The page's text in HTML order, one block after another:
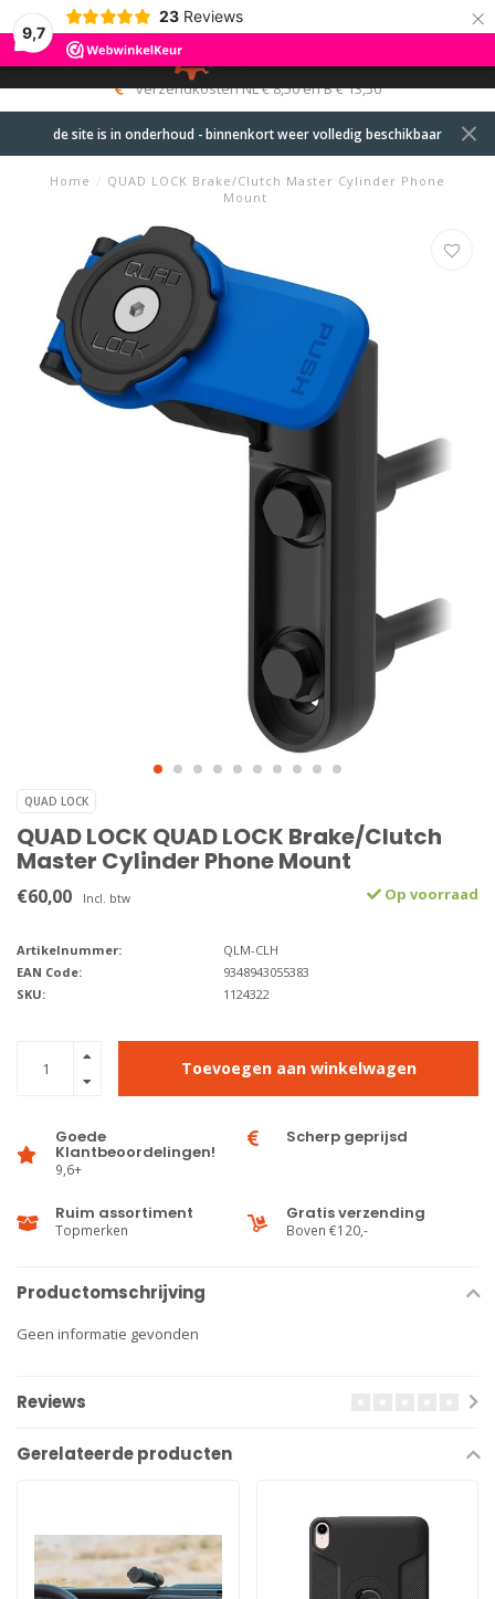
9,7
23 Reviews ×
MENU
0
verzendkosten NL € 8,50 en B € 13,50
de site is in onderhoud - binnenkort weer volledig beschikbaar
Home / QUAD LOCK Brake/Clutch Master Cylinder Phone
Mount
QUAD LOCK
QUAD LOCK QUAD LOCK Brake/Clutch
Master Cylinder Phone Mount
€60,00 Incl. btw Op voorraad
Artikelnummer:
QLM-CLH
EAN Code:
9348943055383
SKU:
1124322
Toevoegen aan winkelwagen
Goede
Klantbeoordelingen!
9,6+
Scherp geprijsd
Ruim assortiment
Topmerken
Gratis verzending
Boven €120,-
Productomschrijving
Geen informatie gevonden
Reviews
Gerelateerde producten